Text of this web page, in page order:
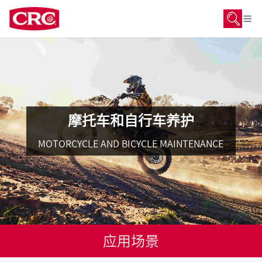
摩托车和自行车养护
MOTORCYCLE AND BICYCLE MAINTENANCE
应用场景